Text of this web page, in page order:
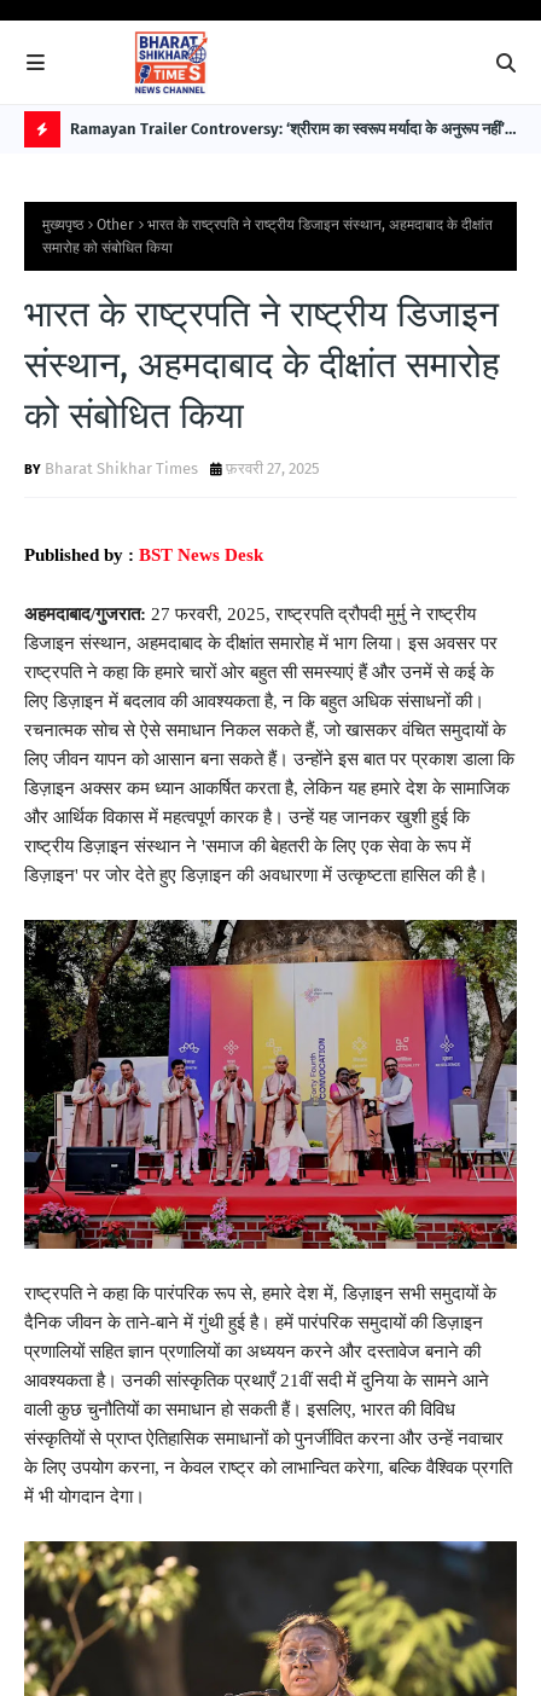
O
P
O
S
T
S
Ramayan Trailer Controversy: ‘श्रीराम का स्वरूप मर्यादा के अनुरूप नहीं’—
मुख्यपृष्ठ Other
भारत के राष्ट्रपति ने राष्ट्रीय डिजाइन संस्थान, अहमदाबाद के दीक्षांत
समारोह को संबोधित किया
भारत के राष्ट्रपति ने राष्ट्रीय डिजाइन
संस्थान, अहमदाबाद के दीक्षांत समारोह
को संबोधित किया
Bharat Shikhar Times फ़रवरी 27, 2025
Published by : BST News Desk
अहमदाबाद/गुजरात: 27 फरवरी, 2025, राष्ट्रपति द्रौपदी मुर्मु ने राष्ट्रीय
डिजाइन संस्थान, अहमदाबाद के दीक्षांत समारोह में भाग लिया।इस अवसर पर
राष्ट्रपति ने कहा कि हमारे चारों ओर बहुत सी समस्याएं हैं और उनमें से कई के
लिए डिज़ाइन में बदलाव की आवश्यकता है, न कि बहुत अधिक संसाधनों की।
रचनात्मक सोच से ऐसे समाधान निकल सकते हैं, जो खासकर वंचित समुदायों के
लिए जीवन यापन को आसान बना सकते हैं। उन्होंने इस बात पर प्रकाश डाला कि
डिज़ाइन अक्सर कम ध्यान आकर्षित करता है, लेकिन यह हमारे देश के सामाजिक
और आर्थिक विकास में महत्वपूर्ण कारक है। उन्हें यह जानकर खुशी हुई कि
राष्ट्रीय डिज़ाइन संस्थान ने 'समाज की बेहतरी के लिए एक सेवा के रूप में
डिज़ाइन' पर जोर देते हुए डिज़ाइन की अवधारणा में उत्कृष्टता हासिल की है।
राष्ट्रपति ने कहा कि पारंपरिक रूप से, हमारे देश में, डिज़ाइन सभी समुदायों के
दैनिक जीवन के ताने-बाने में गुंथी हुई है। हमें पारंपरिक समुदायों की डिज़ाइन
प्रणालियों सहित ज्ञान प्रणालियों का अध्ययन करने और दस्तावेज बनाने की
आवश्यकता है। उनकी सांस्कृतिक प्रथाएँ 21वीं सदी में दुनिया के सामने आने
वाली कुछ चुनौतियों का समाधान हो सकती हैं। इसलिए, भारत की विविध
संस्कृतियों से प्राप्त ऐतिहासिक समाधानों को पुनर्जीवित करना और उन्हें नवाचार
के लिए उपयोग करना, न केवल राष्ट्र को लाभान्वित करेगा, बल्कि वैश्विक प्रगति
में भी योगदान देगा।